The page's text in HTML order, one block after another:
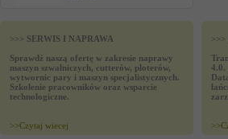
>>> SERWIS I NAPRAWA
Sprawdź naszą ofertę w zakresie naprawy
maszyn szwalniczych, cutterów, ploterów,
wytwornic pary i maszyn specjalistycznych.
Szkolenie pracowników oraz wsparcie
technologiczne.
>>Czytaj wiecej
4.0.
>>